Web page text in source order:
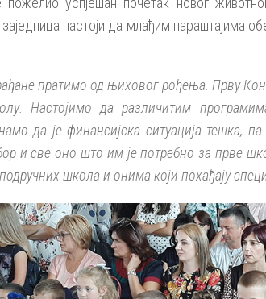
настоји да млађим нараштајима
пратимо од њиховог рођења. Прву
Настојимо да различитим
да је финансијска ситуација тешка,
и све оно што им је потребно за прве
школа и онима који похађају